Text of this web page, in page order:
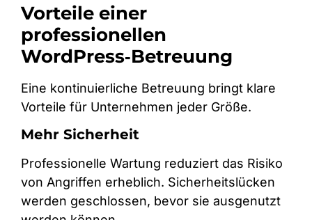
Vorteile einer
professionellen
WordPress‑Betreuung
Eine kontinuierliche Betreuung bringt klare
Vorteile für Unternehmen jeder Größe.
Mehr Sicherheit
Professionelle Wartung reduziert das Risiko
von Angriffen erheblich. Sicherheitslücken
werden geschlossen, bevor sie ausgenutzt